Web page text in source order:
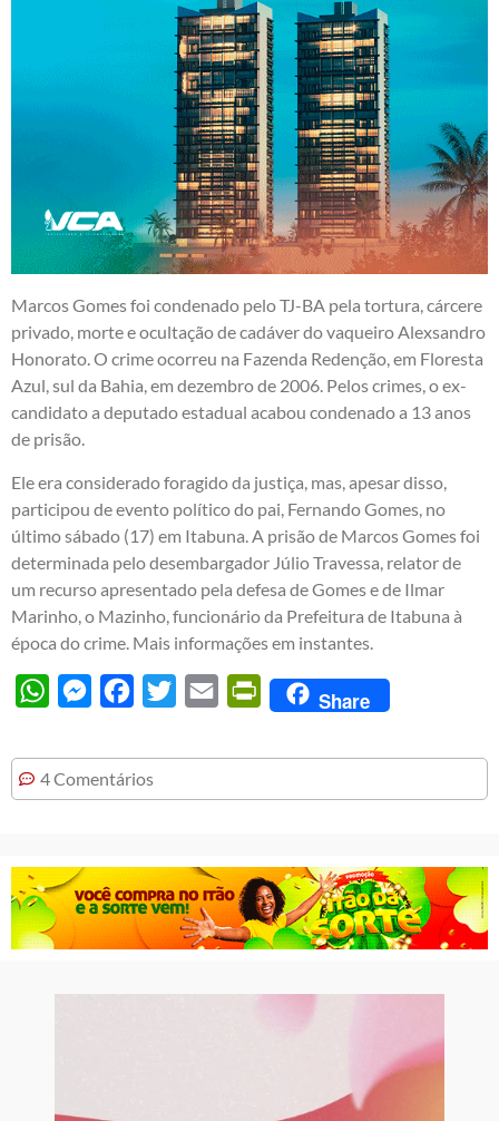
Marcos Gomes foi condenado pelo TJ-BA pela tortura, cárcere
privado, morte e ocultação de cadáver do vaqueiro Alexsandro
Honorato. O crime ocorreu na Fazenda Redenção, em Floresta
Azul, sul da Bahia, em dezembro de 2006. Pelos crimes, o ex-
candidato a deputado estadual acabou condenado a 13 anos
de prisão.
Ele era considerado foragido da justiça, mas, apesar disso,
participou de evento político do pai, Fernando Gomes, no
último sábado (17) em Itabuna. A prisão de Marcos Gomes foi
determinada pelo desembargador Júlio Travessa, relator de
um recurso apresentado pela defesa de Gomes e de Ilmar
Marinho, o Mazinho, funcionário da Prefeitura de Itabuna à
época do crime. Mais informações em instantes.
WhatsAppMessengerFacebook
Twitter Email PrintFriendly
Share
4 Comentários